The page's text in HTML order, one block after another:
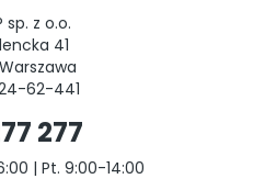
sp. z o.o.
41
62-441
277
| Pt. 9:00-14:00